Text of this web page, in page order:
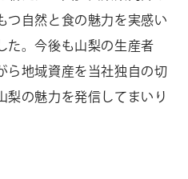
つ自然と食の魅力を実感い
た。今後も山梨の生産者
ら地域資産を当社独自の切
梨の魅力を発信してまいり